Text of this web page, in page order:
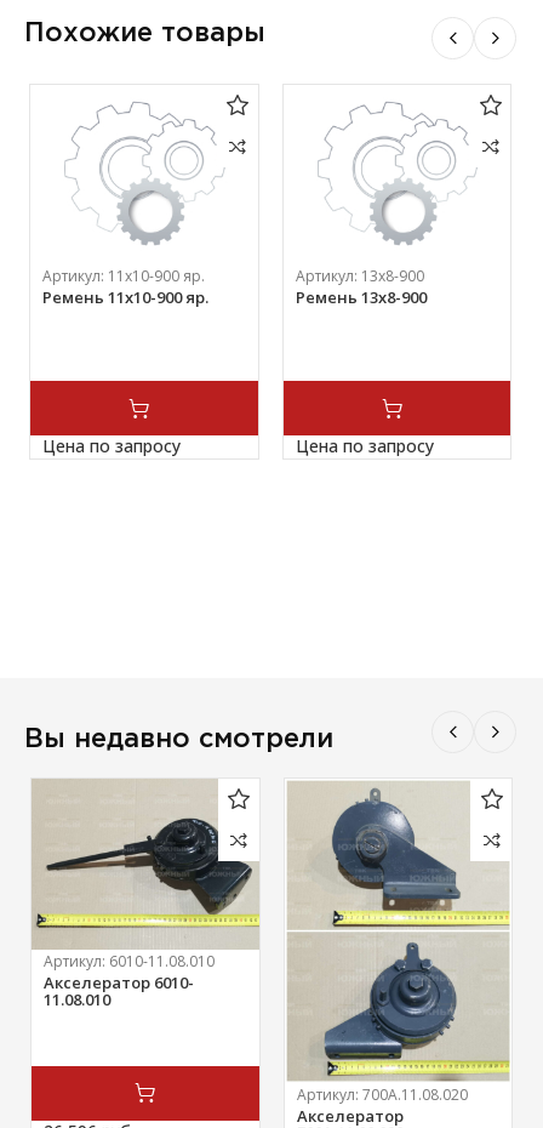
Похожие товары
Артикул: 11х10-900 яр.
Ремень 11х10-900 яр.
Цена по запросу
Артикул: 13х8-900
Ремень 13х8-900
Цена по запросу
Вы недавно смотрели
Артикул: 6010-11.08.010
Акселератор 6010-
11.08.010
Артикул: 700А.11.08.020
Акселератор